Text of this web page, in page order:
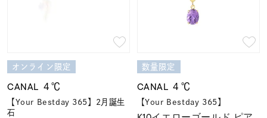
オンライン限定
CANAL ４℃
【Your Bestday 365】2月誕生
石
数量限定
CANAL ４℃
【Your Bestday 365】